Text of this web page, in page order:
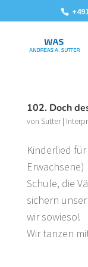
102. Doch
von Sutter|
Kinderlied
Schule, die
sichern
wir sowieso!
Wir tanzen